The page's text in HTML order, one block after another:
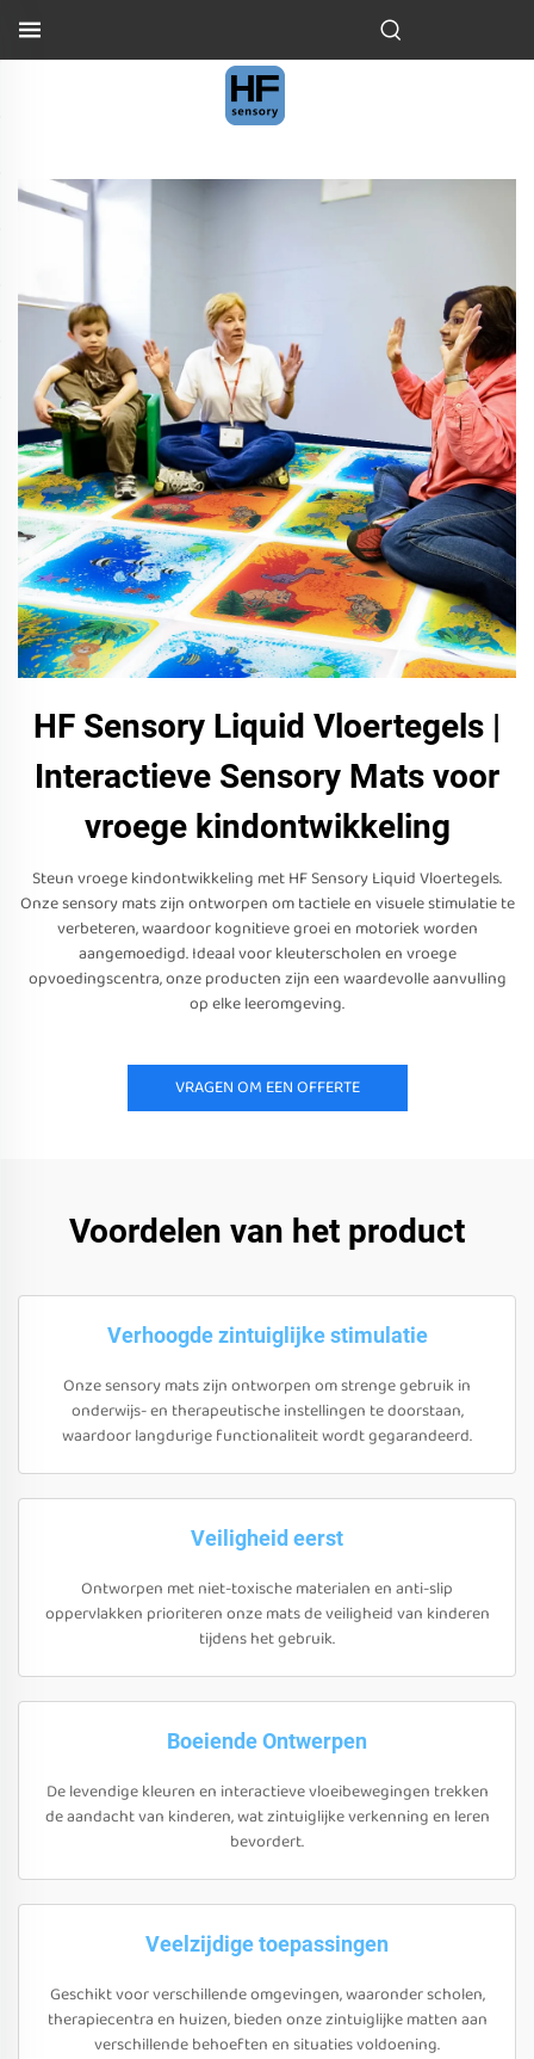
HF Sensory Liquid Vloertegels |
Interactieve Sensory Mats voor
vroege kindontwikkeling
Steun vroege kindontwikkeling met HF Sensory Liquid Vloertegels.
Onze sensory mats zijn ontworpen om tactiele en visuele stimulatie te
verbeteren, waardoor kognitieve groei en motoriek worden
aangemoedigd. Ideaal voor kleuterscholen en vroege
opvoedingscentra, onze producten zijn een waardevolle aanvulling
op elke leeromgeving.
VRAGEN OM EEN OFFERTE
Voordelen van het product
Verhoogde zintuiglijke stimulatie
Onze sensory mats zijn ontworpen om strenge gebruik in
onderwijs- en therapeutische instellingen te doorstaan,
waardoor langdurige functionaliteit wordt gegarandeerd.
Veiligheid eerst
Ontworpen met niet-toxische materialen en anti-slip
oppervlakken prioriteren onze mats de veiligheid van kinderen
tijdens het gebruik.
Boeiende Ontwerpen
De levendige kleuren en interactieve vloeibewegingen trekken
de aandacht van kinderen, wat zintuiglijke verkenning en leren
bevordert.
Veelzijdige toepassingen
Geschikt voor verschillende omgevingen, waaronder scholen,
therapiecentra en huizen, bieden onze zintuiglijke matten aan
verschillende behoeften en situaties voldoening.